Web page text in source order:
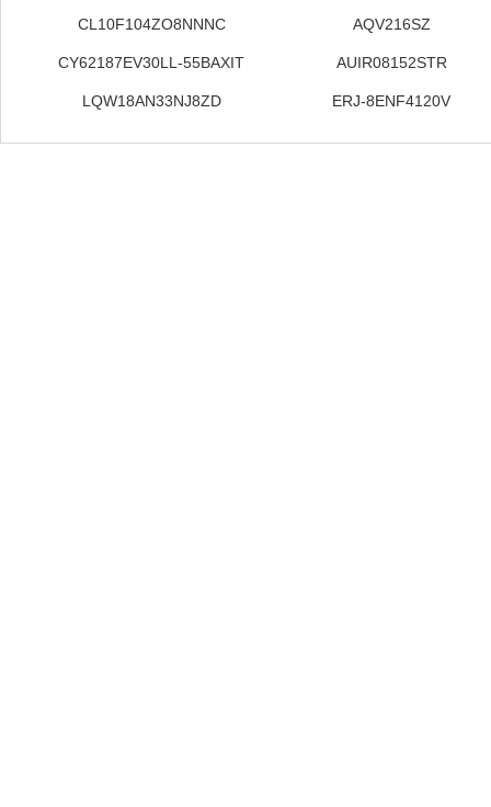
CL10F104ZO8NNNC AQV216SZ
CY62187EV30LL-55BAXIT AUIR08152STR
LQW18AN33NJ8ZD ERJ-8ENF4120V